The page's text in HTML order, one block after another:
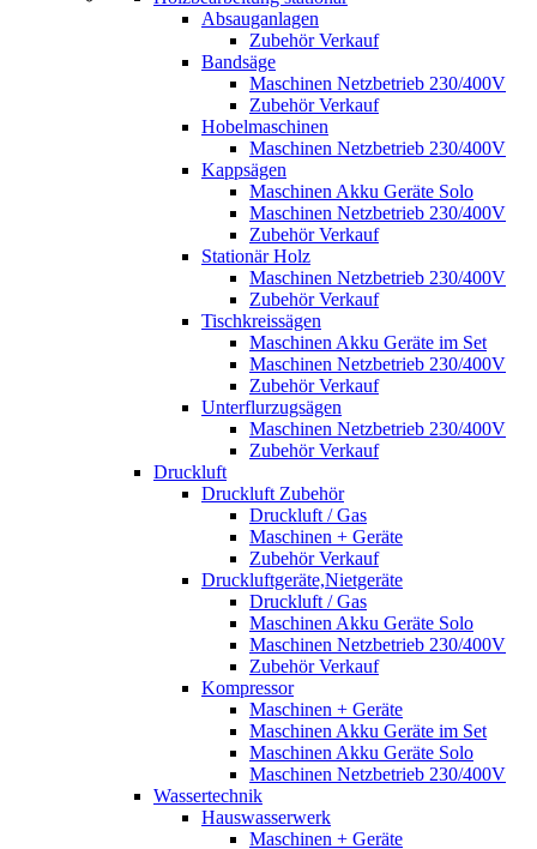
Absauganlagen
Zubehör Verkauf
Bandsäge
Maschinen Netzbetrieb 230/400V
Zubehör Verkauf
Hobelmaschinen
Maschinen Netzbetrieb 230/400V
Kappsägen
Maschinen Akku Geräte Solo
Maschinen Netzbetrieb 230/400V
Zubehör Verkauf
Stationär Holz
Maschinen Netzbetrieb 230/400V
Zubehör Verkauf
Tischkreissägen
Maschinen Akku Geräte im Set
Maschinen Netzbetrieb 230/400V
Zubehör Verkauf
Unterflurzugsägen
Maschinen Netzbetrieb 230/400V
Zubehör Verkauf
Druckluft
Druckluft Zubehör
Druckluft / Gas
Maschinen + Geräte
Zubehör Verkauf
Druckluftgeräte,Nietgeräte
Druckluft / Gas
Maschinen Akku Geräte Solo
Maschinen Netzbetrieb 230/400V
Zubehör Verkauf
Kompressor
Maschinen + Geräte
Maschinen Akku Geräte im Set
Maschinen Akku Geräte Solo
Maschinen Netzbetrieb 230/400V
Wassertechnik
Hauswasserwerk
Maschinen + Geräte